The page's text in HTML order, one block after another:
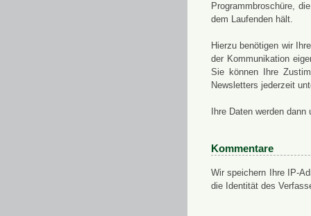
Programmbroschüre,
dem Laufenden hält.
Hierzu benötigen wir
der Kommunikation
Sie können Ihre
Newsletters jederzeit
Ihre Daten werden
Kommentare
Wir speichern Ihre IP-
die Identität des